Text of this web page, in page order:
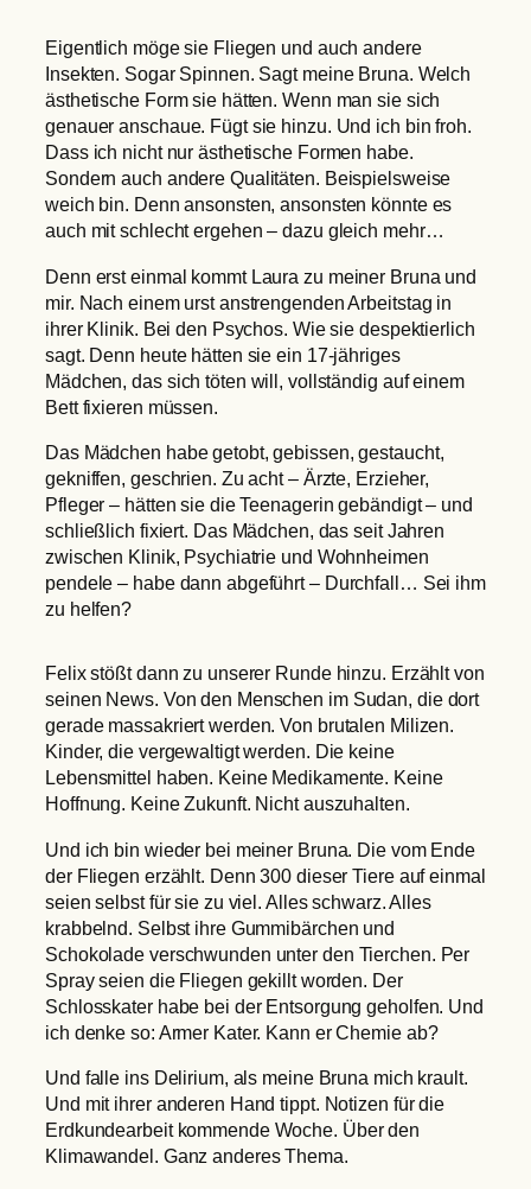
Eigentlich möge sie Fliegen und auch andere
Insekten. Sogar Spinnen. Sagt meine Bruna. Welch
ästhetische Form sie hätten. Wenn man sie sich
genauer anschaue. Fügt sie hinzu. Und ich bin froh.
Dass ich nicht nur ästhetische Formen habe.
Sondern auch andere Qualitäten. Beispielsweise
weich bin. Denn ansonsten, ansonsten könnte es
auch mit schlecht ergehen – dazu gleich mehr…
Denn erst einmal kommt Laura zu meiner Bruna und
mir. Nach einem urst anstrengenden Arbeitstag in
ihrer Klinik. Bei den Psychos. Wie sie despektierlich
sagt. Denn heute hätten sie ein 17-jähriges
Mädchen, das sich töten will, vollständig auf einem
Bett fixieren müssen.
Das Mädchen habe getobt, gebissen, gestaucht,
gekniffen, geschrien. Zu acht – Ärzte, Erzieher,
Pfleger – hätten sie die Teenagerin gebändigt – und
schließlich fixiert. Das Mädchen, das seit Jahren
zwischen Klinik, Psychiatrie und Wohnheimen
pendele – habe dann abgeführt – Durchfall… Sei ihm
zu helfen?
Felix stößt dann zu unserer Runde hinzu. Erzählt von
seinen News. Von den Menschen im Sudan, die dort
gerade massakriert werden. Von brutalen Milizen.
Kinder, die vergewaltigt werden. Die keine
Lebensmittel haben. Keine Medikamente. Keine
Hoffnung. Keine Zukunft. Nicht auszuhalten.
Und ich bin wieder bei meiner Bruna. Die vom Ende
der Fliegen erzählt. Denn 300 dieser Tiere auf einmal
seien selbst für sie zu viel. Alles schwarz. Alles
krabbelnd. Selbst ihre Gummibärchen und
Schokolade verschwunden unter den Tierchen. Per
Spray seien die Fliegen gekillt worden. Der
Schlosskater habe bei der Entsorgung geholfen. Und
ich denke so: Armer Kater. Kann er Chemie ab?
Und falle ins Delirium, als meine Bruna mich krault.
Und mit ihrer anderen Hand tippt. Notizen für die
Erdkundearbeit kommende Woche. Über den
Klimawandel. Ganz anderes Thema.